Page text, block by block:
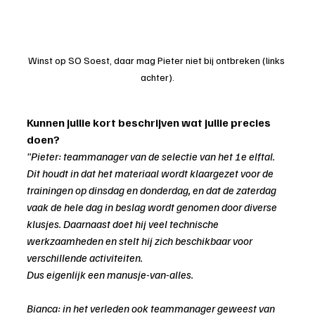
Winst op SO Soest, daar mag Pieter niet bij ontbreken (links
achter).
Kunnen jullie kort beschrijven wat jullie precies
doen?
"Pieter: teammanager van de selectie van het 1e elftal.
Dit houdt in dat het materiaal wordt klaargezet voor de
trainingen op dinsdag en donderdag, en dat de zaterdag
vaak de hele dag in beslag wordt genomen door diverse
klusjes. Daarnaast doet hij veel technische
werkzaamheden en stelt hij zich beschikbaar voor
verschillende activiteiten.
Dus eigenlijk een manusje-van-alles.
Bianca: in het verleden ook teammanager geweest van